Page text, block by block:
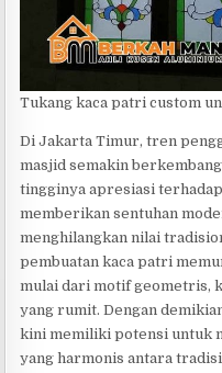
Tukang kaca patri custom
Di Jakarta Timur, tren
masjid semakin
tingginya apresiasi
memberikan sentuhan
menghilangkan nilai
pembuatan kaca patri
mulai dari motif geometris,
yang rumit. Dengan
kini memiliki potensi untuk
yang harmonis antara